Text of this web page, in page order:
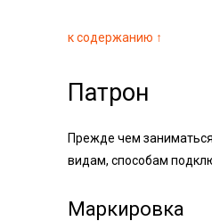
к содержанию ↑
Патрон
Прежде чем
видам, способам
Маркировка